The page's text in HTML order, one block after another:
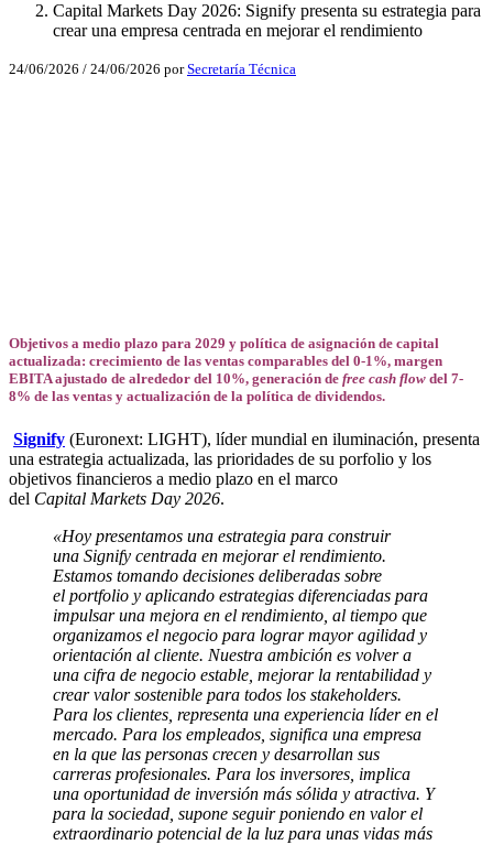
Capital Markets Day 2026: Signify presenta su estrategia para
crear una empresa centrada en mejorar el rendimiento
24/06/2026 / 24/06/2026 porSecretaría Técnica
Objetivos a medio plazo para 2029 y política de asignación de capital
actualizada: crecimiento de las ventas comparables del 0-1%, margen
EBITA ajustado de alrededor del 10%, generación de free cash flow del 7-
8% de las ventas y actualización de la política de dividendos.
Signify (Euronext: LIGHT), líder mundial en iluminación, presenta
una estrategia actualizada, las prioridades de su porfolio y los
objetivos financieros a medio plazo en el marco
del Capital Markets Day 2026.
«Hoy presentamos una estrategia para construir
una Signify centrada en mejorar el rendimiento.
Estamos tomando decisiones deliberadas sobre
el portfolio y aplicando estrategias diferenciadas para
impulsar una mejora en el rendimiento, al tiempo que
organizamos el negocio para lograr mayor agilidad y
orientación al cliente. Nuestra ambición es volver a
una cifra de negocio estable, mejorar la rentabilidad y
crear valor sostenible para todos los stakeholders.
Para los clientes, representa una experiencia líder en el
mercado. Para los empleados, significa una empresa
en la que las personas crecen y desarrollan sus
carreras profesionales. Para los inversores, implica
una oportunidad de inversión más sólida y atractiva. Y
para la sociedad, supone seguir poniendo en valor el
extraordinario potencial de la luz para unas vidas más